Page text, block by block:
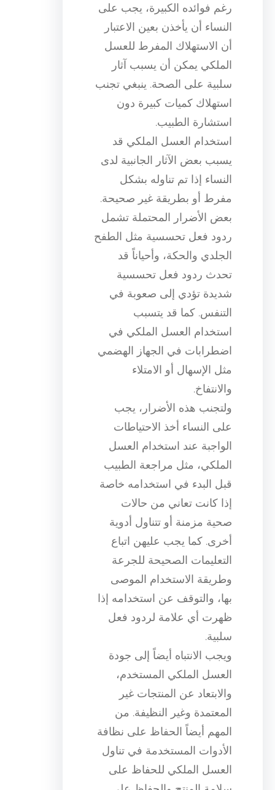
رغم فوائده الكبيرة، يجب على
النساء أن يأخذن بعين الاعتبار
أن الاستهلاك المفرط للعسل
الملكي يمكن أن يسبب آثار
سلبية على الصحة. ينبغي تجنب
استهلاك كميات كبيرة دون
استشارة الطبيب.
استخدام العسل الملكي قد
يسبب بعض الآثار الجانبية لدى
النساء إذا تم تناوله بشكل
مفرط أو بطريقة غير صحيحة.
بعض الأضرار المحتملة تشمل
ردود فعل تحسسية مثل الطفح
الجلدي والحكة، وأحياناً قد
تحدث ردود فعل تحسسية
شديدة تؤدي إلى صعوبة في
التنفس. كما قد يتسبب
استخدام العسل الملكي في
اضطرابات في الجهاز الهضمي
مثل الإسهال أو الامتلاء
والانتفاخ.
ولتجنب هذه الأضرار، يجب
على النساء أخذ الاحتياطات
الواجبة عند استخدام العسل
الملكي، مثل مراجعة الطبيب
قبل البدء في استخدامه خاصة
إذا كانت تعاني من حالات
صحية مزمنة أو تتناول أدوية
أخرى. كما يجب عليهن اتباع
التعليمات الصحيحة للجرعة
وطريقة الاستخدام الموصى
بها، والتوقف عن استخدامه إذا
ظهرت أي علامة لردود فعل
سلبية.
ويجب الانتباه أيضاً إلى جودة
العسل الملكي المستخدم،
والابتعاد عن المنتجات غير
المعتمدة وغير النظيفة. من
المهم أيضاً الحفاظ على نظافة
الأدوات المستخدمة في تناول
العسل الملكي للحفاظ على